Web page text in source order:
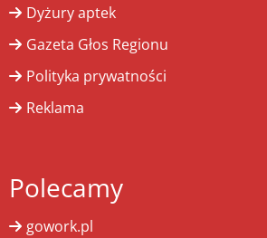
Dyżury aptek
Gazeta Głos Regionu
Polityka prywatności
Reklama
Polecamy
gowork.pl